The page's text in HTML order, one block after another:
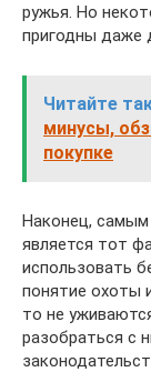
ружья. Но
пригодны даже
Читайте
минусы,
покупке
Наконец, самым
является тот
использовать
понятие охоты
то не
разобраться с